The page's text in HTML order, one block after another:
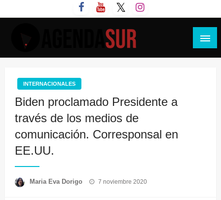
al
INTERNACIONALES
Biden proclamado Presidente a
través de los medios de
comunicación. Corresponsal en
EE.UU.
Maria Eva Dorigo
Publicado
7 noviembre 2020